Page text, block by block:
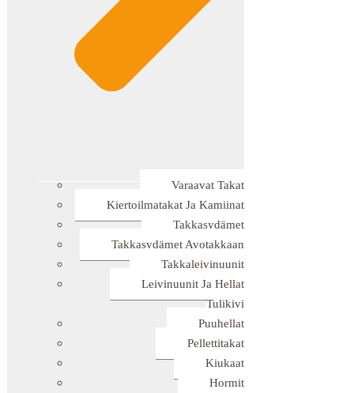
Varaavat Takat
Kiertoilmatakat Ja Kamiinat
Takkasydämet
Takkasydämet Avotakkaan
Takkaleivinuunit
Leivinuunit Ja Hellat
Tulikivi
Puuhellat
Pellettitakat
Kiukaat
Hormit